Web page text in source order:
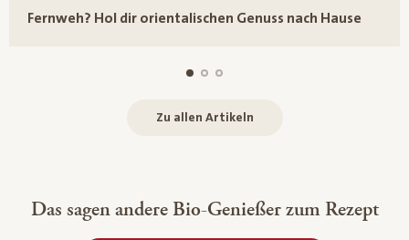
Fernweh? Hol dir orientalischen Genuss nach Hause
Zu allen Artikeln
Das sagen andere Bio-Genießer zum Rezept